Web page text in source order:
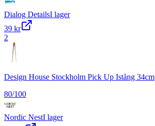
Dialog DetailsI lager
39 kr
2
Design House Stockholm Pick Up Istång 34cm
80/100
Nordic NestI lager